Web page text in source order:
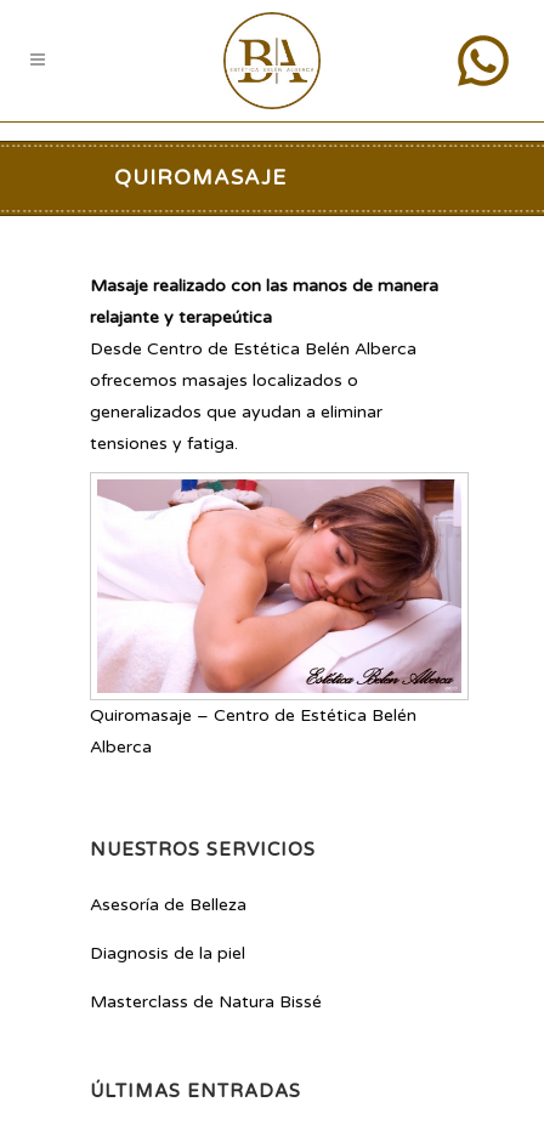
QUIROMASAJE
Masaje realizado con las manos de manera
relajante y terapeútica
Desde Centro de Estética Belén Alberca
ofrecemos masajes localizados o
generalizados que ayudan a eliminar
tensiones y fatiga.
Quiromasaje – Centro de Estética Belén
Alberca
NUESTROS SERVICIOS
Asesoría de Belleza
Diagnosis de la piel
Masterclass de Natura Bissé
ÚLTIMAS ENTRADAS